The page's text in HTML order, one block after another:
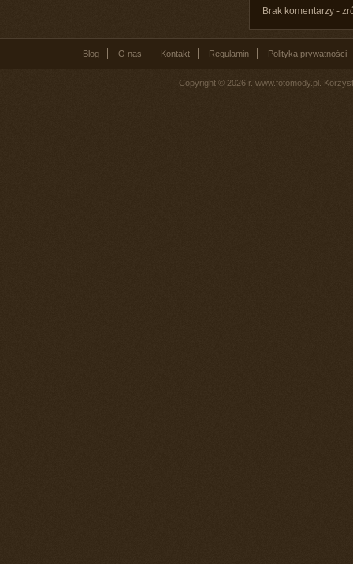
Brak komentarzy -
Blog O nas Kontakt Regulamin Polityka prywatności
Copyright © 2026 r. www.fotomody.pl.